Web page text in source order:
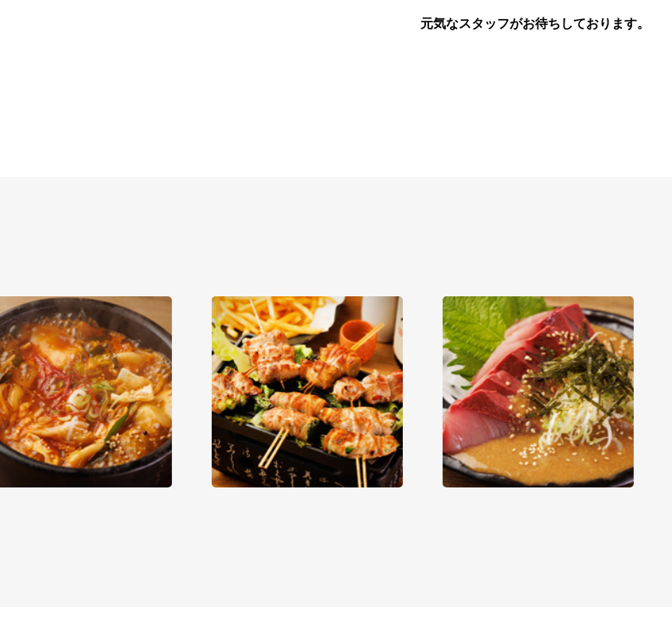
元気なスタッフがお待ちしております。